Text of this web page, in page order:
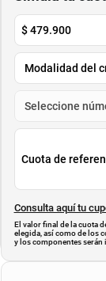
$479.900
Cuota de
Consulta aquí tu
El valor final de la cuota
elegida, así como de los
y los componentes serán